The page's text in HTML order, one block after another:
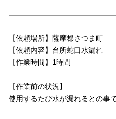
【依頼場所】薩摩郡さつま町
【依頼内容】台所蛇口水漏れ
【作業時間】1時間
【作業前の状況】
使用するたび水が漏れるとの事